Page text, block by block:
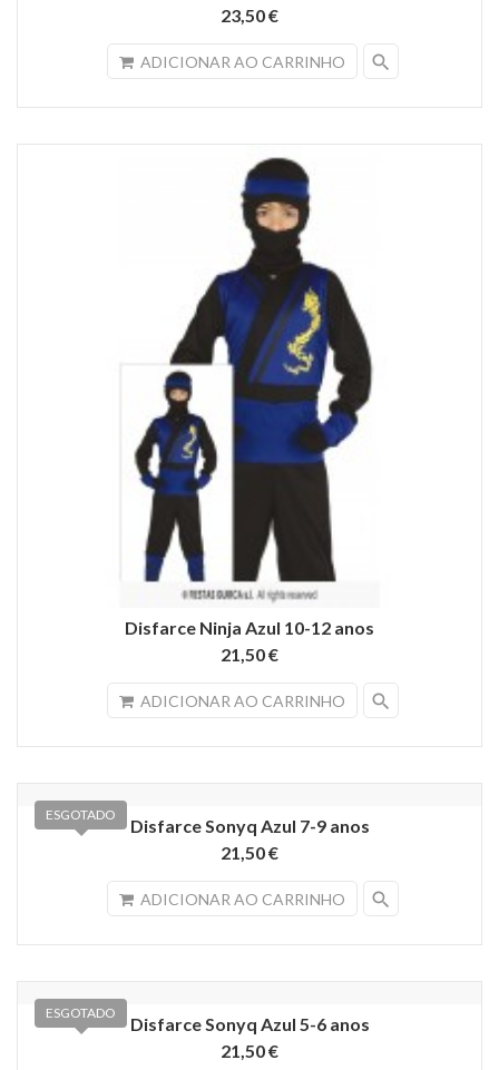
23,50 €
ADICIONAR AO CARRINHO search
Disfarce Ninja Azul 10-12 anos
21,50 €
ADICIONAR AO CARRINHO search
Disfarce Sonyq Azul 7-9 anos
21,50 €
ADICIONAR AO CARRINHO search
ESGOTADO
Disfarce Sonyq Azul 5-6 anos
21,50 €
ESGOTADO